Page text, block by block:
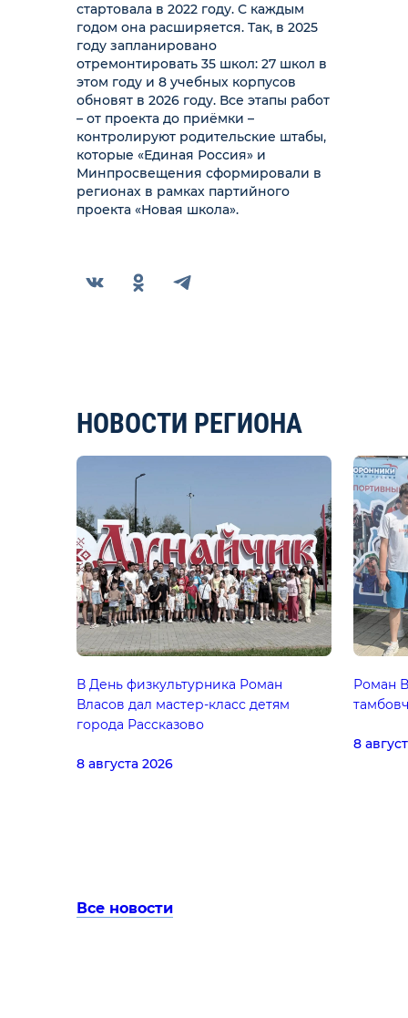
стартовала в 2022 году. С каждым
годом она расширяется. Так, в 2025
году запланировано
отремонтировать 35 школ: 27 школ в
этом году и 8 учебных корпусов
обновят в 2026 году. Все этапы работ
– от проекта до приёмки –
контролируют родительские штабы,
которые «Единая Россия» и
Минпросвещения сформировали в
регионах в рамках партийного
проекта «Новая школа».
НОВОСТИ РЕГИОНА
В День физкультурника Роман
Власов дал мастер-класс детям
города Рассказово
8 августа 2026
Роман
8
Все новости